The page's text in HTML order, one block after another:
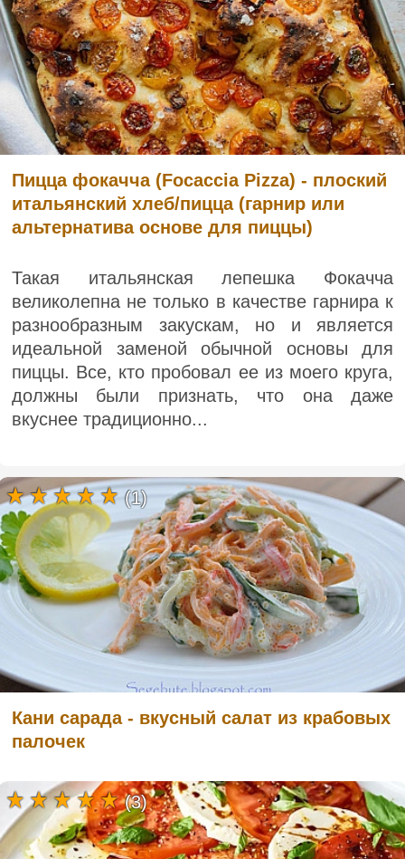
Пицца фокачча (Focaccia Pizza) - плоский
итальянский хлеб/пицца (гарнир или
альтернатива основе для пиццы)
Такая итальянская лепешка Фокачча
великолепна не только в качестве гарнира к
разнообразным закускам, но и является
идеальной заменой обычной основы для
пиццы. Все, кто пробовал ее из моего круга,
должны были признать, что она даже
вкуснее традиционно...
Кани сарада - вкусный салат из крабовых
палочек
(1)
(3)